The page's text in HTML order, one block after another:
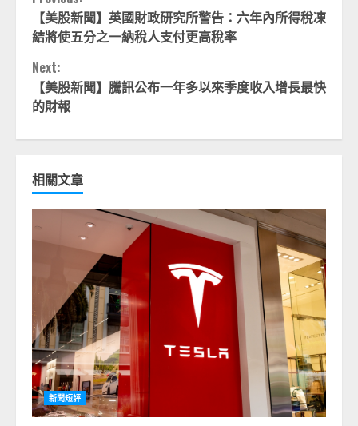
Reading
【美股新聞】英國財政研究所警告：六年內所得稅凍
結將使五分之一納稅人支付更高稅率
Next:
【美股新聞】騰訊公布一年多以來季度收入增長最快
的財報
相關文章
新聞短評